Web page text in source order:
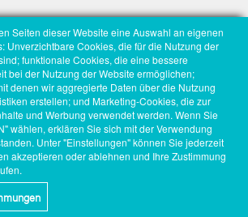
Seiten dieser Website eine Auswahl an eigenen
Unverzichtbare Cookies, die für die Nutzung der
funktionale Cookies, die eine bessere
bei der Nutzung der Website ermöglichen;
denen wir aggregierte Daten über die Nutzung
erstellen; und Marketing-Cookies, die zur
und Werbung verwendet werden. Wenn Sie
wählen, erklären Sie sich mit der Verwendung
Unter "Einstellungen" können Sie jederzeit
akzeptieren oder ablehnen und Ihre Zustimmung